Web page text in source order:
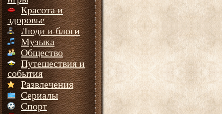
Красота и
здоровье
Люди и блоги
Музыка
Общество
Путешествия и
события
Развлечения
Сериалы
Спорт